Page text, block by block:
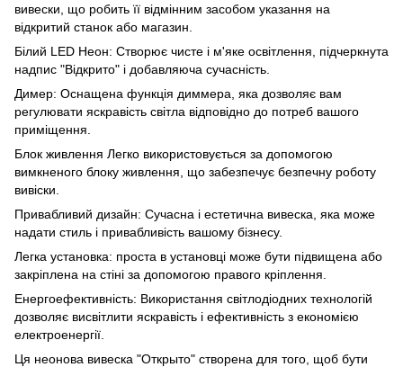
вивески, що робить її відмінним засобом указання на
відкритий станок або магазин.
Білий LED Неон: Створює чисте і м'яке освітлення, підчеркнута
надпис "Відкрито" і добавляюча сучасність.
Димер: Оснащена функція диммера, яка дозволяє вам
регулювати яскравість світла відповідно до потреб вашого
приміщення.
Блок живлення Легко використовується за допомогою
вимкненого блоку живлення, що забезпечує безпечну роботу
вивіски.
Привабливий дизайн: Сучасна і естетична вивеска, яка може
надати стиль і привабливість вашому бізнесу.
Легка установка: проста в установці може бути підвищена або
закріплена на стіні за допомогою правого кріплення.
Енергоефективність: Використання світлодіодних технологій
дозволяє висвітлити яскравість і ефективність з економією
електроенергії.
Ця неонова вивеска "Открыто" створена для того, щоб бути